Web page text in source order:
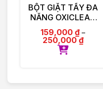
BỘT GIẶT TẨY ĐA
NĂNG OXICLEAN
MULTI – PURPOSE
STAIN REMOVER
159,000 ₫ –
250,000₫